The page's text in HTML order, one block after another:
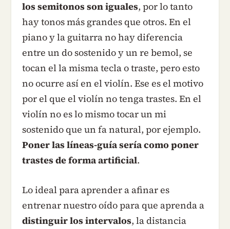
los semitonos son iguales, por lo tanto
hay tonos más grandes que otros. En el
piano y la guitarra no hay diferencia
entre un do sostenido y un re bemol, se
tocan el la misma tecla o traste, pero esto
no ocurre así en el violín. Ese es el motivo
por el que el violín no tenga trastes. En el
violín no es lo mismo tocar un mi
sostenido que un fa natural, por ejemplo.
Poner las líneas-guía sería como poner
trastes de forma artificial.
Lo ideal para aprender a afinar es
entrenar nuestro oído para que aprenda a
distinguir los intervalos, la distancia